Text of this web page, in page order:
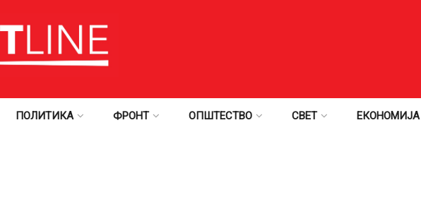
ПОЛИТИКА ФРОНТ ОПШТЕСТВО СВЕТ ЕКОНОМИЈА